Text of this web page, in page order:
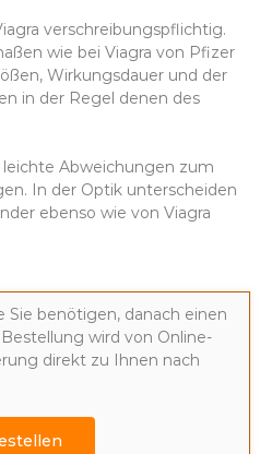
verschreibungspflichtig.
wie bei Viagra von Pfizer
Wirkungsdauer und der
in der Regel denen des
Abweichungen zum
In der Optik unterscheiden
ebenso wie von Viagra
Sie benötigen, danach einen
wird von Online-
direkt zu Ihnen nach